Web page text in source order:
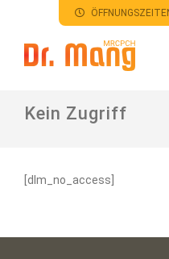
springen
Kein Zugriff
[dlm_no_access]